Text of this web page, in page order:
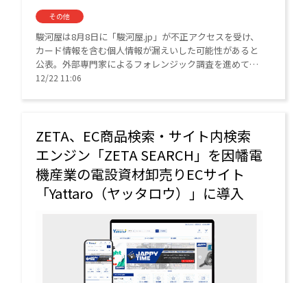
その他
駿河屋は8月8日に「駿河屋.jp」が不正アクセスを受け、
カード情報を含む個人情報が漏えいした可能性があると
公表。外部専門家によるフォレンジック調査を進めてい
た。
12/22 11:06
ZETA、EC商品検索・サイト内検索
エンジン「ZETA SEARCH」を因幡電
機産業の電設資材卸売りECサイト
「Yattaro（ヤッタロウ）」に導入